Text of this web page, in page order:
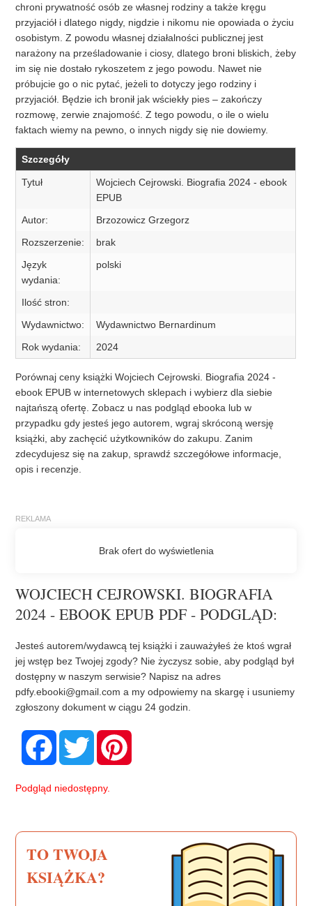
chroni prywatność osób ze własnej rodziny a także kręgu
przyjaciół i dlatego nigdy, nigdzie i nikomu nie opowiada o życiu
osobistym. Z powodu własnej działalności publicznej jest
narażony na prześladowanie i ciosy, dlatego broni bliskich, żeby
im się nie dostało rykoszetem z jego powodu. Nawet nie
próbujcie go o nic pytać, jeżeli to dotyczy jego rodziny i
przyjaciół. Będzie ich bronił jak wściekły pies – zakończy
rozmowę, zerwie znajomość. Z tego powodu, o ile o wielu
faktach wiemy na pewno, o innych nigdy się nie dowiemy.
Szczegóły
Tytuł
Wojciech Cejrowski. Biografia 2024 - ebook
EPUB
Autor:
Brzozowicz Grzegorz
Rozszerzenie:
brak
Język
wydania:
polski
Ilość stron:
Wydawnictwo:
Wydawnictwo Bernardinum
Rok wydania:
2024
Porównaj ceny książki Wojciech Cejrowski. Biografia 2024 -
ebook EPUB w internetowych sklepach i wybierz dla siebie
najtańszą ofertę. Zobacz u nas podgląd ebooka lub w
przypadku gdy jesteś jego autorem, wgraj skróconą wersję
książki, aby zachęcić użytkowników do zakupu. Zanim
zdecydujesz się na zakup, sprawdź szczegółowe informacje,
opis i recenzje.
WOJCIECH CEJROWSKI. BIOGRAFIA
2024 - EBOOK EPUB PDF - PODGLĄD:
Jesteś autorem/wydawcą tej książki i zauważyłeś że ktoś wgrał
jej wstęp bez Twojej zgody? Nie życzysz sobie, aby podgląd był
dostępny w naszym serwisie? Napisz na adres
pdfy.ebooki@gmail.com a my odpowiemy na skargę i usuniemy
zgłoszony dokument w ciągu 24 godzin.
F
o
T
w
e
Podgląd niedostępny.
TO TWOJA
KSIĄŻKA?